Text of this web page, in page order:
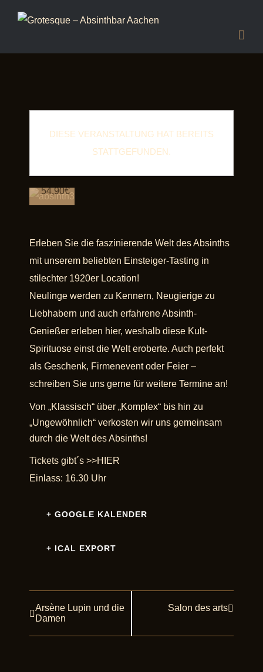
DIESE VERANSTALTUNG HAT BEREITS
STATTGEFUNDEN.
Absinth
von
54,90€
Erleben Sie die faszinierende Welt des Absinths
mit unserem beliebten Einsteiger-Tasting in
stilechter 1920er Location!
Neulinge werden zu Kennern, Neugierige zu
Liebhabern und auch erfahrene Absinth-
Genießer erleben hier, weshalb diese Kult-
Spirituose einst die Welt eroberte. Auch perfekt
als Geschenk, Firmenevent oder Feier –
schreiben Sie uns gerne für weitere Termine an!
Von „Klassisch“ über „Komplex“ bis hin zu
„Ungewöhnlich“ verkosten wir uns gemeinsam
durch die Welt des Absinths!
Tickets gibt´s >>HIER
Einlass: 16.30 Uhr
+ GOOGLE KALENDER
+ ICAL EXPORT
Veranstaltung
Arsène Lupin und die
Damen
Salon des arts